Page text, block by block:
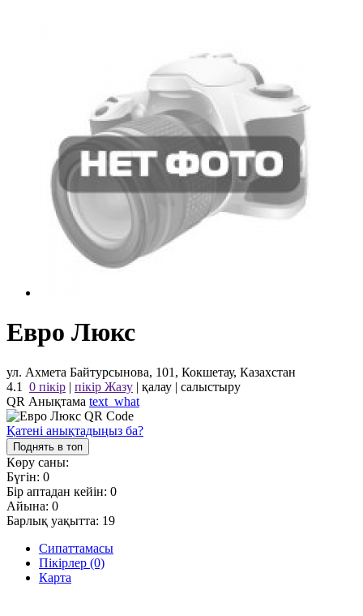
Евро Люкс
ул. Ахмета Байтурсынова, 101, Кокшетау, Казахстан
4.1
0 пікір | пікір Жазу | қалау | салыстыру
QR Анықтама text_what
Қатені анықтадыңыз ба?
Поднять в топ
Көру саны:
Бүгін: 0
Бір аптадан кейін: 0
Айына: 0
Барлық уақытта: 19
Сипаттамасы
Пікірлер (0)
Карта